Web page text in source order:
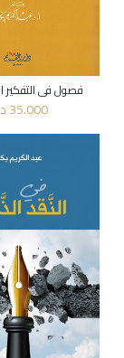
فصول في
35.000